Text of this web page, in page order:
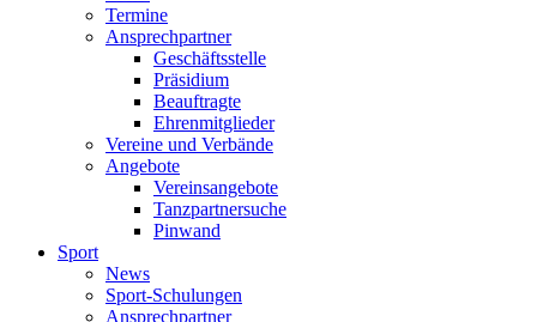
Termine
Ansprechpartner
Geschäftsstelle
Präsidium
Beauftragte
Ehrenmitglieder
Vereine und Verbände
Angebote
Vereinsangebote
Tanzpartnersuche
Pinwand
Sport
News
Sport-Schulungen
Ansprechpartner